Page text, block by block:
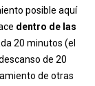
posible aquí
dentro de las
20 minutos (el
de 20
de otras